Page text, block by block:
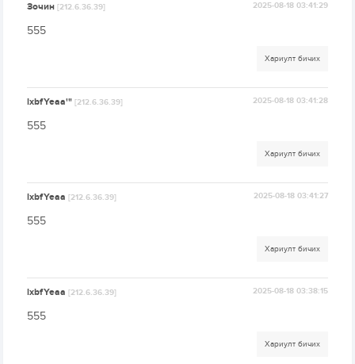
Зочин[212.6.36.39] 2025-08-18 03:41:29
555
Хариулт бичих
lxbfYeaa'"[212.6.36.39] 2025-08-18 03:41:28
555
Хариулт бичих
lxbfYeaa[212.6.36.39] 2025-08-18 03:41:27
555
Хариулт бичих
lxbfYeaa[212.6.36.39] 2025-08-18 03:38:15
555
Хариулт бичих